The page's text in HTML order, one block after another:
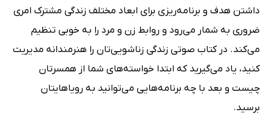
داشتن هدف و برنامه‌ریزی برای ابعاد مختلف زندگی مشترک امری
ضروری به شمار می‌رود و روابط زن و مرد را به خوبی تنظیم
می‌کند. در کتاب صوتی زندگی زناشویی‌تان را هنرمندانه مدیریت
کنید، یاد می‌گیرید که ابتدا خواسته‌های شما از همسرتان
چیست و بعد با چه برنامه‌هایی می‌توانید به رویاهایتان
برسید.